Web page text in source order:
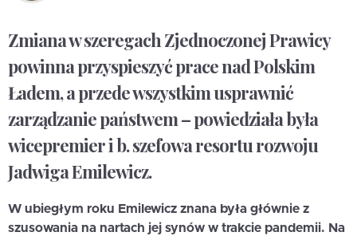
Zmiana w szeregach Zjednoczonej Prawicy
powinna przyspieszyć prace nad Polskim
Ładem, a przede wszystkim usprawnić
zarządzanie państwem – powiedziała była
wicepremier i b. szefowa resortu rozwoju
Jadwiga Emilewicz.
W ubiegłym roku Emilewicz znana była głównie z
szusowania na nartach jej synów w trakcie pandemii. Na